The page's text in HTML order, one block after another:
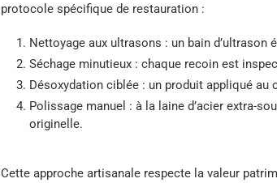
protocole spécifique de restauration :
Nettoyage aux ultrasons : un bain d’ultrason
Séchage minutieux : chaque recoin est
Désoxydation ciblée : un produit appliqué au
Polissage manuel : à la laine d’acier extra-
originelle.
Cette approche artisanale respecte la valeur